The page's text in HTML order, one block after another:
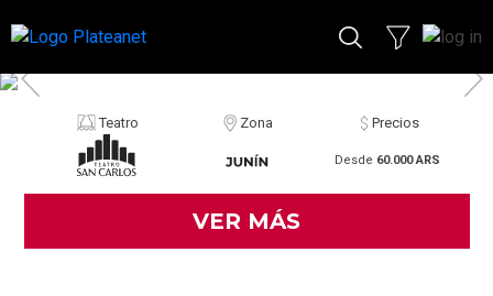
Teatro Zona Precios
Desde 60.000 ARS
VER MÁS